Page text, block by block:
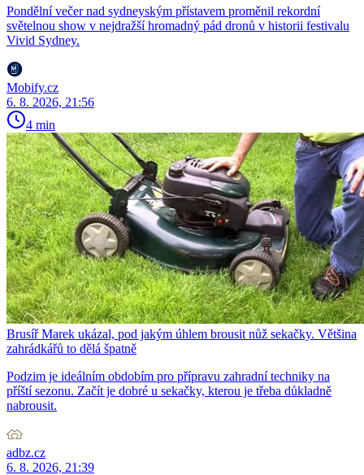
Pondělní večer nad sydneyským přístavem proměnil rekordní
světelnou show v nejdražší hromadný pád dronů v historii festivalu
Vivid Sydney.
Mobify.cz
6. 8. 2026, 21:56
4 min
Brusíř Marek ukázal, pod jakým úhlem brousit nůž sekačky. Většina
zahrádkářů to dělá špatně
Podzim je ideálním obdobím pro přípravu zahradní techniky na
příští sezonu. Začít je dobré u sekačky, kterou je třeba důkladně
nabrousit.
adbz.cz
6. 8. 2026, 21:39